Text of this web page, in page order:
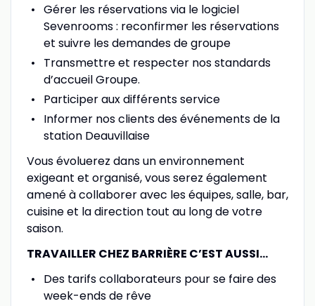
Gérer les réservations via le logiciel
Sevenrooms : reconfirmer les réservations
et suivre les demandes de groupe
Transmettre et respecter nos standards
d’accueil Groupe.
Participer aux différents service
Informer nos clients des événements de la
station Deauvillaise
Vous évoluerez dans un environnement
exigeant et organisé, vous serez également
amené à collaborer avec les équipes, salle, bar,
cuisine et la direction tout au long de votre
saison.
TRAVAILLER CHEZ BARRIÈRE C’EST AUSSI…
Des tarifs collaborateurs pour se faire des
week-ends de rêve